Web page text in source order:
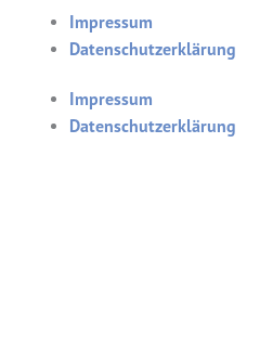
Impressum
Datenschutzerklärung
Impressum
Datenschutzerklärung